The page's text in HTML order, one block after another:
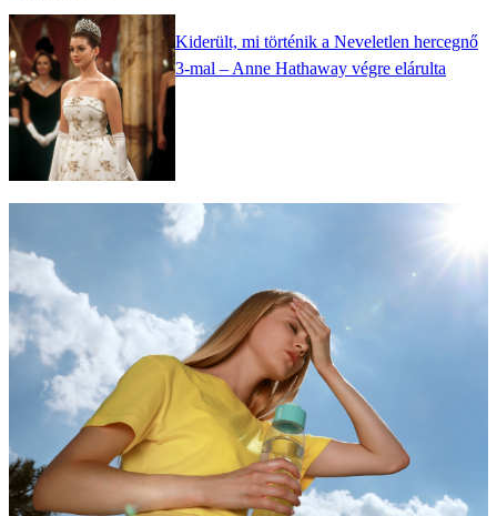
Kiderült, mi történik a Neveletlen hercegnő
3-mal – Anne Hathaway végre elárulta